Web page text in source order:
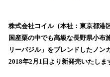
！
数
を
読
株式会社コイル（本社：東京都港
国産栗の中でも高級な長野県小布
リーバジル」をブレンドしたノン
2018年2月1日より新発売いたしま